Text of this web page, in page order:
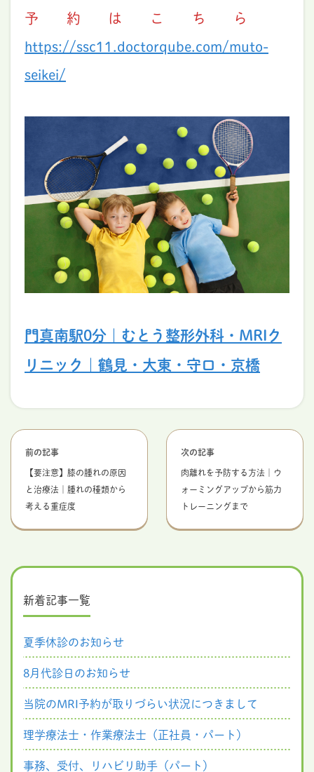
予約はこちら
https://ssc11.doctorqube.com/muto-
seikei/
門真南駅0分｜むとう整形外科・MRIク
リニック｜鶴見・大東・守口・京橋
前の記事
【要注意】膝の腫れの原因
と治療法｜腫れの種類から
考える重症度
次の記事
肉離れを予防する方法｜ウ
ォーミングアップから筋力
トレーニングまで
新着記事一覧
夏季休診のお知らせ
8月代診日のお知らせ
当院のMRI予約が取りづらい状況につきまして
理学療法士・作業療法士（正社員・パート）
事務、受付、リハビリ助手（パート）